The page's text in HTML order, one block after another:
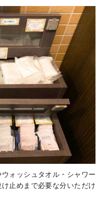
ォッシュタオル・シャワー
止めまで必要な分いただけ